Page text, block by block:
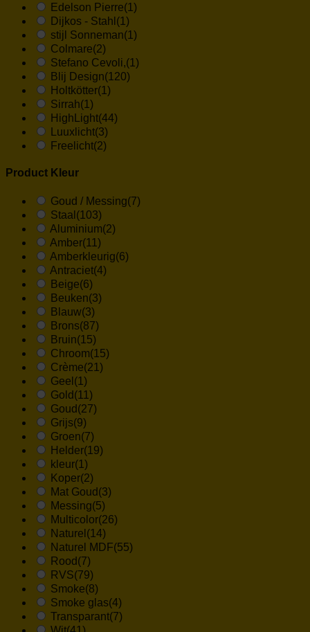
Edelson Pierre(1)
Dijkos - Stahl (1)
stijl Sonneman(1)
Colmare(2)
Stefano Cevoli,(1)
Blij Design(120)
Holtkötter(1)
Sirrah(1)
HighLight(44)
Luuxlicht(3)
Freelicht(2)
Product Kleur
Goud / Messing(7)
Staal (103)
Aluminium(2)
Amber(11)
Amberkleurig(6)
Antraciet(4)
Beige(6)
Beuken(3)
Blauw(3)
Brons(87)
Bruin(15)
Chroom(15)
Crème(21)
Geel (1)
Gold (11)
Goud (27)
Grijs(9)
Groen(7)
Helder(19)
kleur(1)
Koper(2)
Mat Goud (3)
Messing(5)
Multicolor(26)
Naturel (14)
Naturel MDF(55)
Rood (7)
RVS(79)
Smoke(8)
Smoke glas(4)
Transparant(7)